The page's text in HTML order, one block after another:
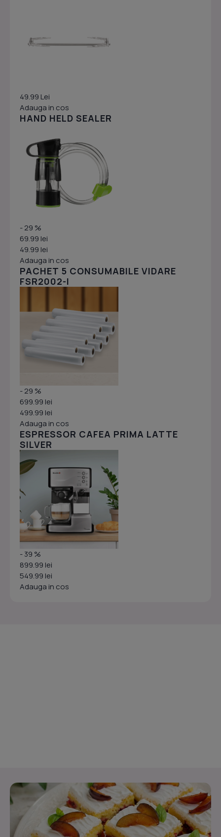
49.99 Lei
Adauga in cos
HAND HELD SEALER
- 29 %
69.99 lei
49.99 lei
Adauga in cos
PACHET 5 CONSUMABILE VIDARE
FSR2002-I
- 29 %
699.99 lei
499.99 lei
Adauga in cos
ESPRESSOR CAFEA PRIMA LATTE
SILVER
- 39 %
899.99 lei
549.99 lei
Adauga in cos